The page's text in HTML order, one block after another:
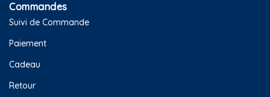
Commandes
Suivi de Commande
Paiement
Cadeau
Retour